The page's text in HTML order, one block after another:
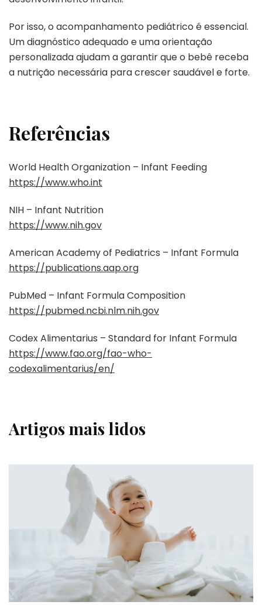
Por isso, o acompanhamento pediátrico é essencial.
Um diagnóstico adequado e uma orientação
personalizada ajudam a garantir que o bebê receba
a nutrição necessária para crescer saudável e forte.
Referências
World Health Organization – Infant Feeding
https://www.who.int
NIH – Infant Nutrition
https://www.nih.gov
American Academy of Pediatrics – Infant Formula
https://publications.aap.org
PubMed – Infant Formula Composition
https://pubmed.ncbi.nlm.nih.gov
Codex Alimentarius – Standard for Infant Formula
https://www.fao.org/fao-who-
codexalimentarius/en/
Artigos mais lidos